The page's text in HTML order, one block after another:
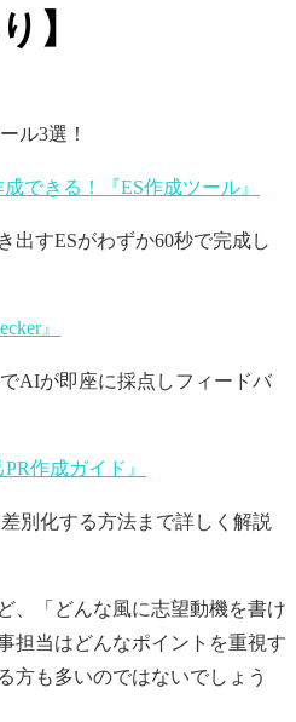
】
ル3選！
できる！『ES作成ツール』
出すESがわずか60秒で完成し
』
AIが即座に採点しフィードバ
作成ガイド』
別化する方法まで詳しく解説
、「どんな風に志望動機を書け
担当はどんなポイントを重視す
方も多いのではないでしょう